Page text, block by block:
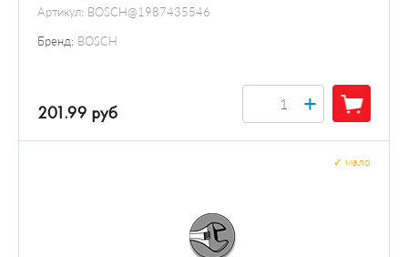
Артикул: BOSCH@1987435546
Бренд: BOSCH
201.99 руб +
мало